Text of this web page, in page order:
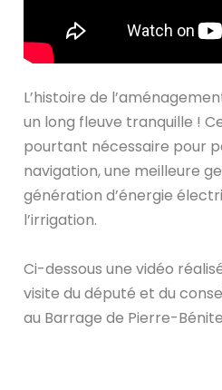
L’histoire de
un long fleuve tranquille !
pourtant nécessaire pour
navigation, une meilleure
génération d’énergie
l’irrigation.
Ci-dessous une vidéo
visite du député et du
au Barrage de Pierre-